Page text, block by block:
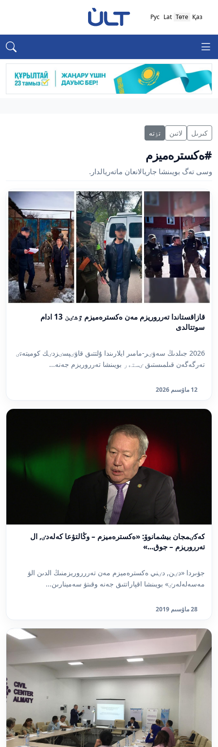
Қаз
Төте
Lat
Рус
كىرىل لاتىن تٶتە
#ەكسترەميزم
وسى تەگ بويىنشا جاريالانعان ماتەريالدار.
قازاقستاندا تەرروريزم مەن ەكسترەميزم ٷشٸن 13 ادام
سوتتالدى
2026 جىلدىڭ سەۋٸر-مامىر ايلارىندا ۇلتتىق قاۋٸپسٸزدٸك كوميتەتٸ
تەرگەگەن قىلمىستىق ٸستەر بويىنشا تەرروريزم جەنە...
12 ماۋسىم 2026
كەكٸمجان بيشمانوۆ: «ەكسترەميزم – وڭالتۋعا كەلەدٸ, ال
تەرروريزم – جوق...»
جۋىردا «دٸن, دٸني ەكسترەميزم مەن تەررروريزمنىڭ الدىن الۋ
مەسەلەلەرٸ» بويىنشا اقپاراتتىق جەنە وقىتۋ سەمينارىن...
28 ماۋسىم 2019